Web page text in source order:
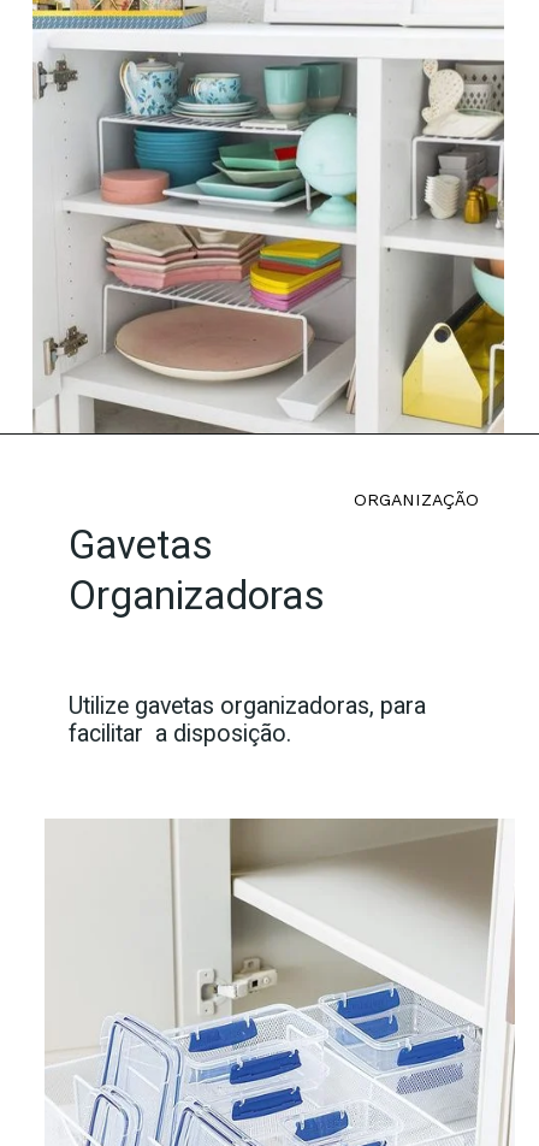
Utilize gavetas organizadoras, para
facilitar a disposição.
Gavetas
Organizadoras
ORGANIZAÇÃO